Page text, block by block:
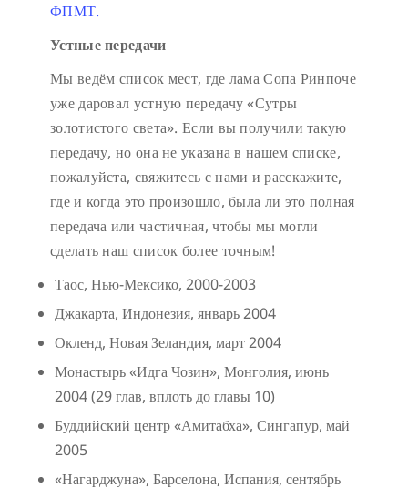
ФПМТ.
Устные передачи
Мы ведём список мест, где лама Сопа Ринпоче
уже даровал устную передачу «Сутры
золотистого света». Если вы получили такую
передачу, но она не указана в нашем списке,
пожалуйста, свяжитесь с нами и расскажите,
где и когда это произошло, была ли это полная
передача или частичная, чтобы мы могли
сделать наш список более точным!
Таос, Нью-Мексико, 2000-2003
Джакарта, Индонезия, январь 2004
Окленд, Новая Зеландия, март 2004
Монастырь «Идга Чозин», Монголия, июнь
2004 (29 глав, вплоть до главы 10)
Буддийский центр «Амитабха», Сингапур, май
2005
«Нагарджуна», Барселона, Испания, сентябрь